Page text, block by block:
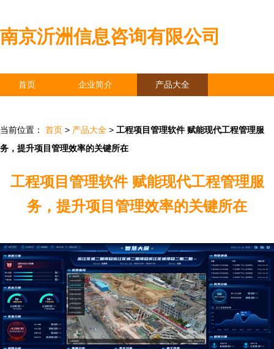
南京沂洲信息咨询有限公司
首页 企业简介 产品大全
当前位置： 首页 > 产品大全 > 工程项目管理软件 赋能现代工程管理服
务，提升项目管理效率的关键所在
工程项目管理软件 赋能现代工程管理服
务，提升项目管理效率的关键所在